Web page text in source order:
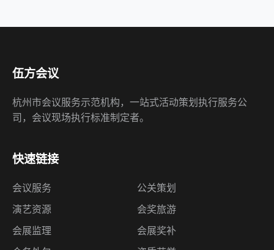
伍方会议
杭州市会议服务示范机构，一站式活动策划执行服务公
司，会议现场执行标准制定者。
快速链接
会议服务
公关策划
演艺资源
会奖旅游
会展监理
会展奖补